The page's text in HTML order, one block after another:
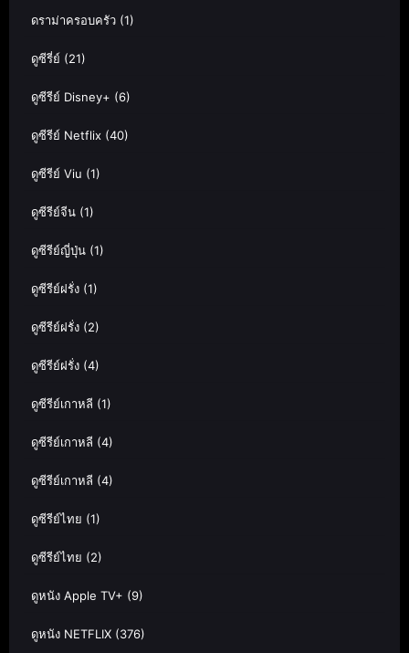
ดราม่าครอบครัว (1)
ดูซีรี่ย์ (21)
ดูซีรีย์ Disney+ (6)
ดูซีรีย์ Netflix (40)
ดูซีรีย์ Viu (1)
ดูซีรีย์จีน (1)
ดูซีรีย์ญี่ปุ่น (1)
ดูซีรีย์ฝรั่ง (1)
ดูซีรีย์ฝรั่ง (2)
ดูซีรีย์ฝรั่ง (4)
ดูซีรีย์เกาหลี (1)
ดูซีรีย์เกาหลี (4)
ดูซีรีย์เกาหลี (4)
ดูซีรีย์ไทย (1)
ดูซีรีย์ไทย (2)
ดูหนัง Apple TV+ (9)
ดูหนัง NETFLIX (376)